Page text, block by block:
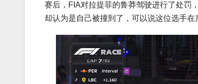
赛后，FIA对拉提菲的鲁莽驾驶进行了处罚
却认为是自己被撞到了，可以说这位选手在